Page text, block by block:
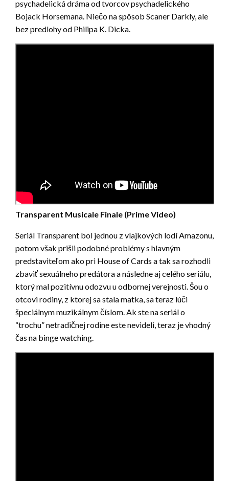
psychadelická dráma od tvorcov psychadelického
Bojack Horsemana. Niečo na spôsob Scaner Darkly, ale
bez predlohy od Philipa K. Dicka.
Transparent Musicale Finale (Prime Video)
Seriál Transparent bol jednou z vlajkových lodí Amazonu,
potom však prišli podobné problémy s hlavným
predstaviteľom ako pri House of Cards a tak sa rozhodli
zbaviť sexuálneho predátora a následne aj celého seriálu,
ktorý mal pozitívnu odozvu u odbornej verejnosti. Šou o
otcovi rodiny, z ktorej sa stala matka, sa teraz lúči
špeciálnym muzikálnym číslom. Ak ste na seriál o
“trochu” netradičnej rodine este nevideli, teraz je vhodný
čas na binge watching.